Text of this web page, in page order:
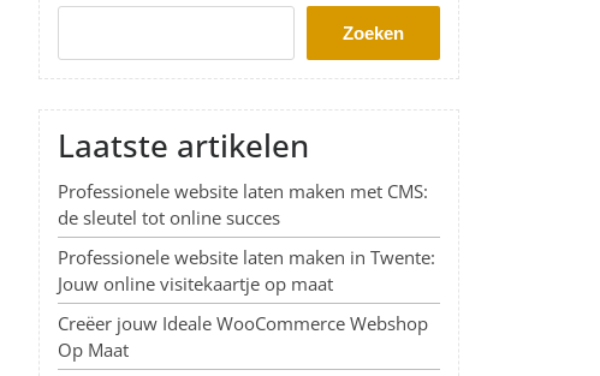
Zoeken
Laatste artikelen
Professionele website laten maken met CMS:
de sleutel tot online succes
Professionele website laten maken in Twente:
Jouw online visitekaartje op maat
Creëer jouw Ideale WooCommerce Webshop
Op Maat